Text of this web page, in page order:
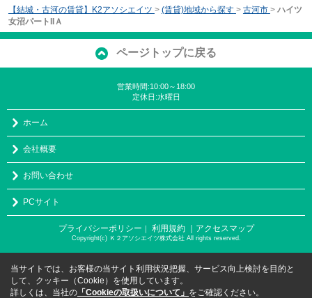
【結城・古河の賃貸】K2アソシエイツ > (賃貸)地域から探す > 古河市 > ハイツ
女沼パートIIＡ
ページトップに戻る
営業時間:10:00～18:00
定休日:水曜日
ホーム
会社概要
お問い合わせ
PCサイト
プライバシーポリシー 利用規約 ｜アクセスマップ
Copyright(c) Ｋ２アソシエイツ株式会社 All rights reserved.
当サイトでは、お客様の当サイト利用状況把握、サービス向上検討を目的と
して、クッキー（Cookie）を使用しています。
詳しくは、当社の 「Cookieの取扱いについて」 をご確認ください。